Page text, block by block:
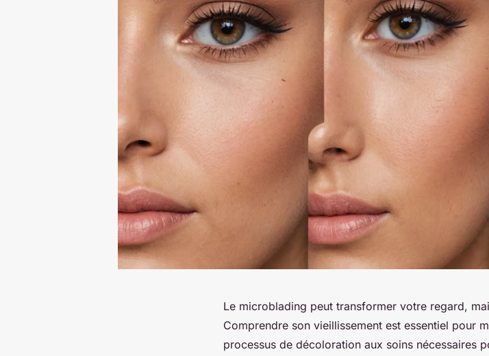
Le microblading peut transformer votre regard,
Comprendre son vieillissement est essentiel pour
processus de décoloration aux soins nécessaires